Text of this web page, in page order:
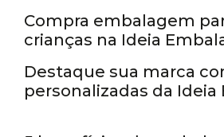
Compra embalagem
crianças na Ideia
Embalagens
Destaque sua marca
personalizadas da Ideia
Sem categoria